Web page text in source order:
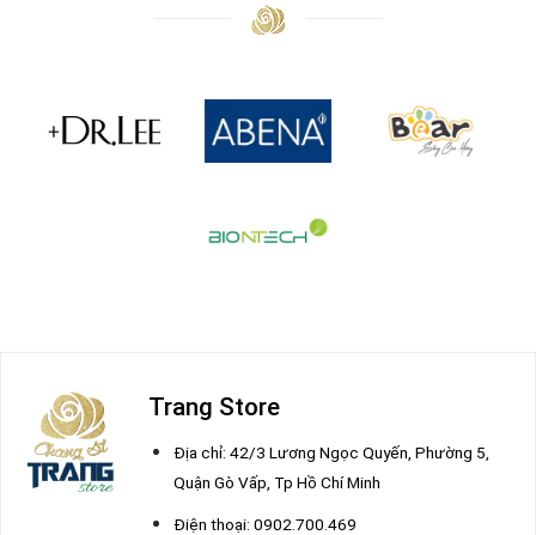
Trang Store
Địa chỉ: 42/3 Lương Ngọc Quyến, Phường 5,
Quận Gò Vấp, Tp Hồ Chí Minh
Điện thoại: 0902.700.469